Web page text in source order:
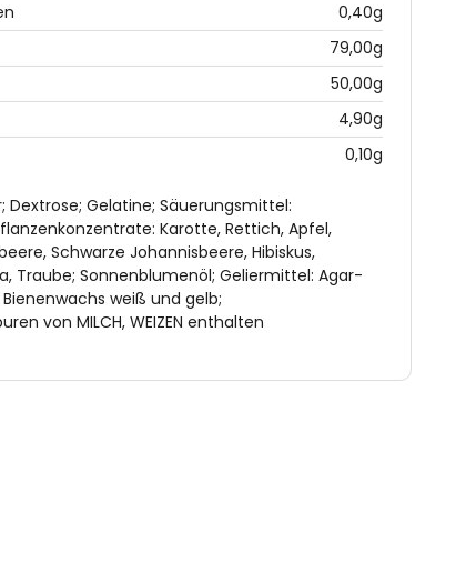
0,40g
79,00g
50,00g
4,90g
0,10g
Dextrose; Gelatine; Säuerungsmittel:
Karotte, Rettich, Apfel,
Schwarze Johannisbeere, Hibiskus,
Traube; Sonnenblumenöl; Geliermittel: Agar-
weiß und gelb;
von MILCH, WEIZEN enthalten